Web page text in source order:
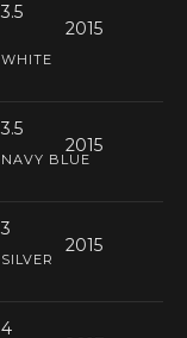
3.5
2015
WHITE
3.5
2015
NAVY BLUE
3
2015
SILVER
4